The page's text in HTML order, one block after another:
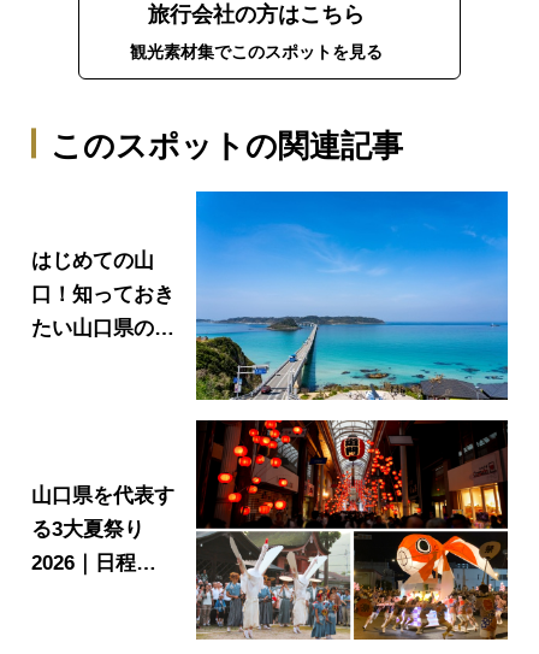
このスポットの関連記事
はじめての山
口！知っておき
たい山口県の定
山口県を代表す
る3大夏祭り
2026｜日程・
旅行会社の方はこちら
観光素材集でこのスポットを見る